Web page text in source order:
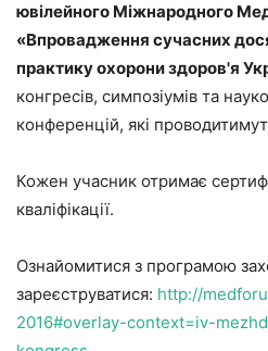
ювілейного Міжнародного
«Впровадження сучасних
практику охорони здоров'я
конгресів, симпозіумів та
конференцій, які
Кожен учасник отримає
кваліфікації.
Ознайомитися з програмою
зареєструватися: http://
2016#overlay-context=iv-